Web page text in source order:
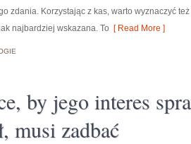
zdania. Korzystając z kas, warto wyznaczyć
najbardziej wskazana. To [ Read More ]
by jego interes
musi zadbać